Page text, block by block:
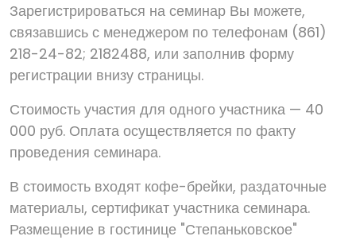
Зарегистрироваться на семинар Вы можете,
связавшись с менеджером по телефонам (861)
218-24-82; 2182488, или заполнив форму
регистрации внизу страницы.
Стоимость участия для одного участника — 40
000 руб. Оплата осуществляется по факту
проведения семинара.
В стоимость входят кофе-брейки, раздаточные
материалы, сертификат участника семинара.
Размещение в гостинице "Степаньковское"